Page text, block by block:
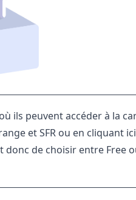
ils peuvent accéder à la
et SFR ou en cliquant ici
de choisir entre Free